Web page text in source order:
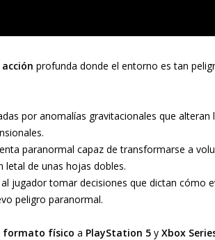
profunda donde el entorno es tan
por anomalías gravitacionales que alteran
paranormal capaz de transformarse a
de unas hojas dobles.
jugador tomar decisiones que dictan cómo
peligro paranormal.
formato físico a PlayStation 5 y Xbox